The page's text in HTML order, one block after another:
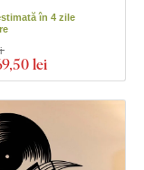
în 4 zile
,50 lei